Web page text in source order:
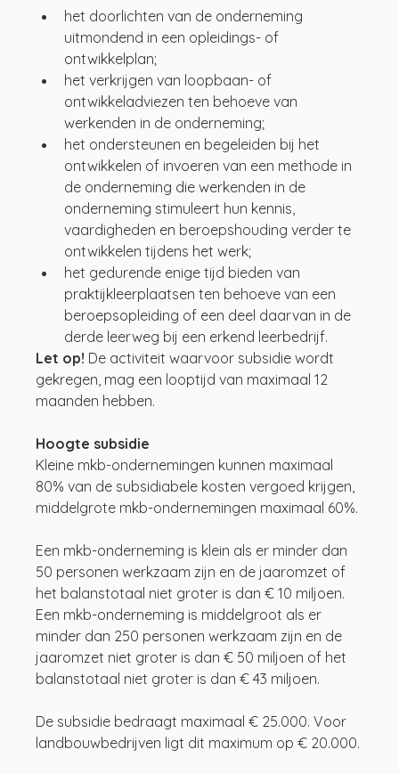
het doorlichten van de onderneming
uitmondend in een opleidings- of
ontwikkelplan;
het verkrijgen van loopbaan- of
ontwikkeladviezen ten behoeve van
werkenden in de onderneming;
het ondersteunen en begeleiden bij het
ontwikkelen of invoeren van een methode in
de onderneming die werkenden in de
onderneming stimuleert hun kennis,
vaardigheden en beroepshouding verder te
ontwikkelen tijdens het werk;
het gedurende enige tijd bieden van
praktijkleerplaatsen ten behoeve van een
beroepsopleiding of een deel daarvan in de
derde leerweg bij een erkend leerbedrijf.
Let op! De activiteit waarvoor subsidie wordt
gekregen, mag een looptijd van maximaal 12
maanden hebben.
Hoogte subsidie
Kleine mkb-ondernemingen kunnen maximaal
80% van de subsidiabele kosten vergoed krijgen,
middelgrote mkb-ondernemingen maximaal 60%.
Een mkb-onderneming is klein als er minder dan
50 personen werkzaam zijn en de jaaromzet of
het balanstotaal niet groter is dan € 10 miljoen.
Een mkb-onderneming is middelgroot als er
minder dan 250 personen werkzaam zijn en de
jaaromzet niet groter is dan € 50 miljoen of het
balanstotaal niet groter is dan € 43 miljoen.
De subsidie bedraagt maximaal € 25.000. Voor
landbouwbedrijven ligt dit maximum op € 20.000.